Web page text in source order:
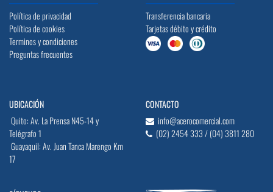
Política de privacidad
Política de cookies
Terminos y condiciones
Preguntas frecuentes
Transferencia bancaria
Tarjetas débito y crédito
UBICACIÓN
Quito: Av. La Prensa N45-14 y
Telégrafo 1
Guayaquil: Av. Juan Tanca Marengo Km
17
CONTACTO
info@acerocomercial.com
(02) 2454 333 / (04) 3811 280